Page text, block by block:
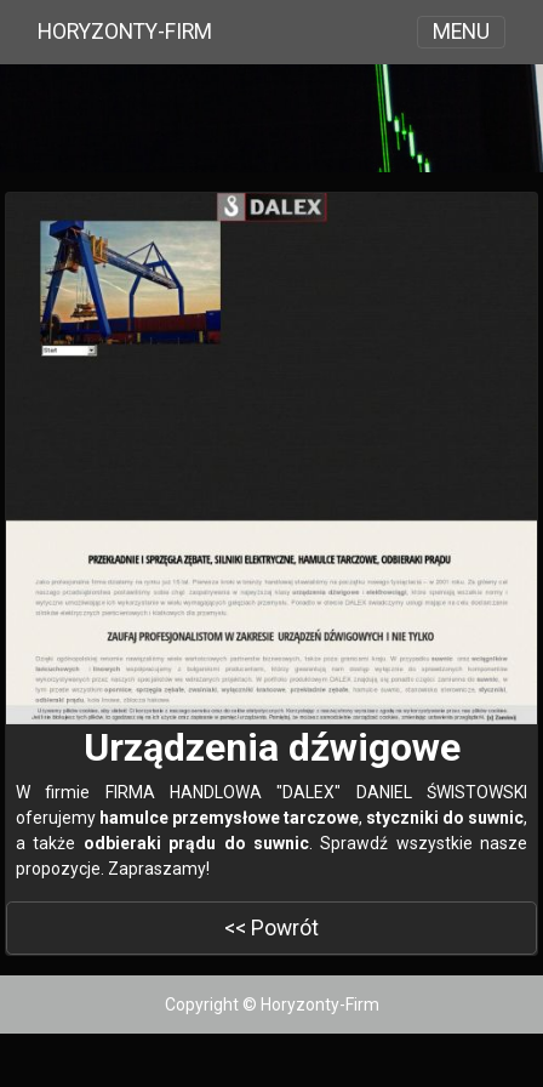
HORYZONTY-FIRM MENU
Urządzenia dźwigowe
W firmie FIRMA HANDLOWA "DALEX" DANIEL ŚWISTOWSKI
oferujemy hamulce przemysłowe tarczowe, styczniki do suwnic,
a także odbieraki prądu do suwnic. Sprawdź wszystkie nasze
propozycje. Zapraszamy!
<< Powrót
Copyright © Horyzonty-Firm